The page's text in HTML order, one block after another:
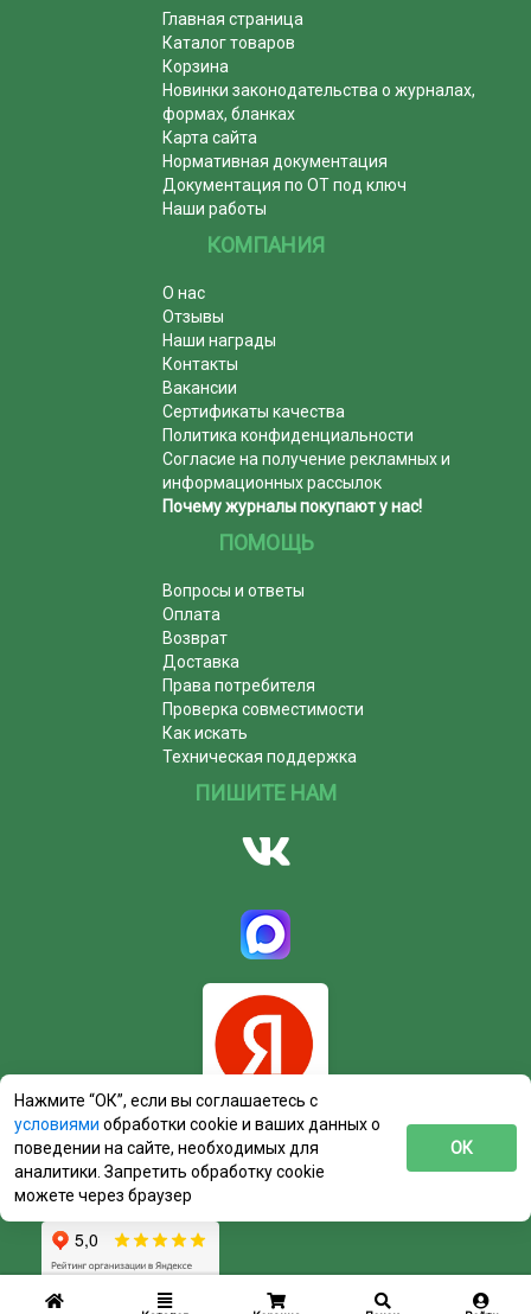
Главная страница
Каталог товаров
Корзина
Новинки законодательства о журналах,
формах, бланках
Карта сайта
Нормативная документация
Документация по ОТ под ключ
Наши работы
КОМПАНИЯ
О нас
Отзывы
Наши награды
Контакты
Вакансии
Сертификаты качества
Политика конфиденциальности
Согласие на получение рекламных и
информационных рассылок
Почему журналы покупают у нас!
ПОМОЩЬ
Вопросы и ответы
Оплата
Возврат
Доставка
Права потребителя
Проверка совместимости
Как искать
Техническая поддержка
ПИШИТЕ НАМ
Нажмите “ОК”, если вы соглашаетесь с
условиями обработки cookie и ваших данных о
поведении на сайте, необходимых для
аналитики. Запретить обработку cookie
можете через браузер
ОК